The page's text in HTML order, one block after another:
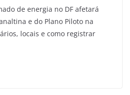
de energia no DF afetará
e do Plano Piloto na
locais e como registrar